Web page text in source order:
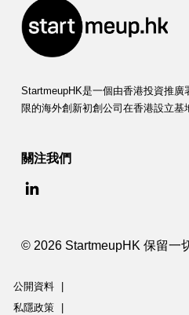
StartmeupHK是一個由香港投資推
限的海外創新初創公司在香港設立基
關注我們
© 2026 StartmeupHK 保留一
公開資料
私隱政策